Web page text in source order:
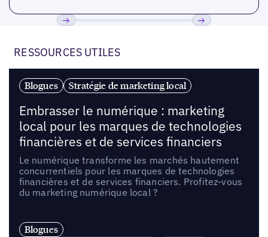
RESSOURCES UTILES
Blogues Stratégie de marketing local
Embrasser le numérique : marketing
local pour les marques de technologies
financières et de services financiers
Le numérique transforme les marchés hautement
concurrentiels pour les marques de technologies
financières et de services financiers. Profitez-vous
du marketing numérique local ?
Blogues